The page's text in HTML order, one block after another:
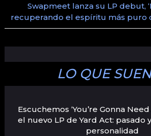
Swapmeet lanza su LP debut,
recuperando el espíritu más puro
LO QUE
Escuchemos ‘You’re Gonna
el nuevo LP de Yard Act: pasado
personalidad